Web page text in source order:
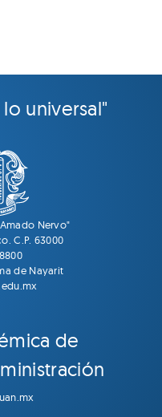
universal"
Nervo"
C.P. 63000
de Nayarit
de